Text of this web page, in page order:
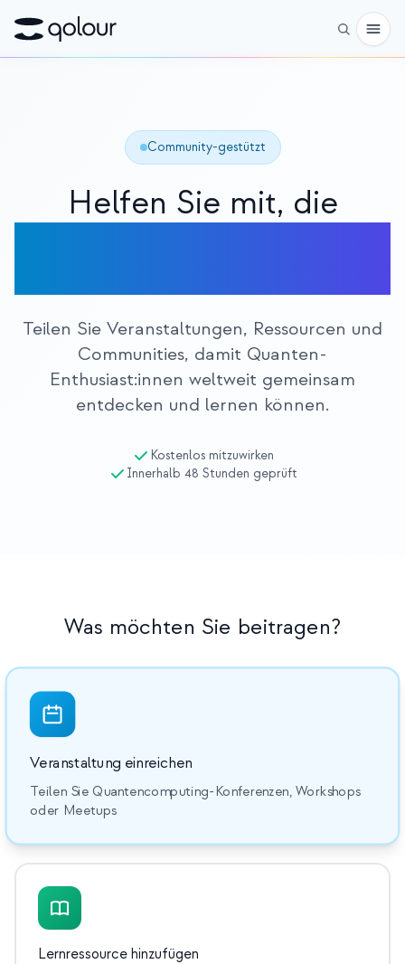
Enthusiasten
Organisationen
WISSENSCHAFT
Reale Qubits
Outreach-Fallstudie
Benutzerhandbuch
Aktivitäten
Lernen
Veranstaltungen
Communities
Quantensicherheit
Community-gestützt
Helfen Sie mit, die
Teilen Sie Veranstaltungen, Ressourcen und
Communities, damit Quanten-
Enthusiast:innen weltweit gemeinsam
entdecken und lernen können.
Kostenlos mitzuwirken
Innerhalb 48 Stunden geprüft
Was möchten Sie beitragen?
Veranstaltung einreichen
Teilen Sie Quantencomputing-Konferenzen, Workshops
oder Meetups
Lernressource hinzufügen